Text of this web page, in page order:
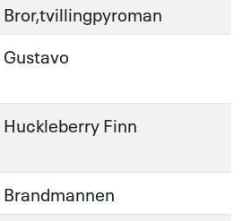
Bror,tvillingpyroman
Gustavo
Huckleberry Finn
Brandmannen